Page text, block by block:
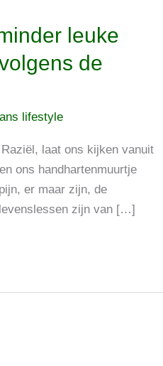
leuke
de
lifestyle
laat ons kijken vanuit
ons handhartenmuurtje
er maar zijn, de
zijn van […]